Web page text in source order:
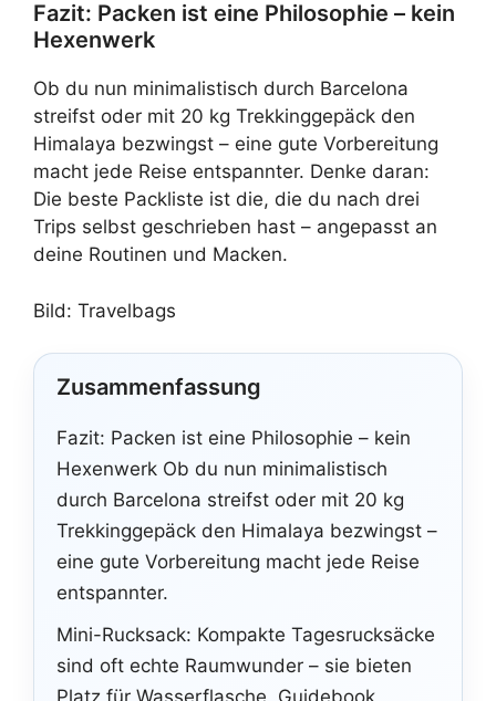
Fazit: Packen ist eine Philosophie – kein
Hexenwerk
Ob du nun minimalistisch durch Barcelona
streifst oder mit 20 kg Trekkinggepäck den
Himalaya bezwingst – eine gute Vorbereitung
macht jede Reise entspannter. Denke daran:
Die beste Packliste ist die, die du nach drei
Trips selbst geschrieben hast – angepasst an
deine Routinen und Macken.
Bild: Travelbags
Zusammenfassung
Fazit: Packen ist eine Philosophie – kein
Hexenwerk Ob du nun minimalistisch
durch Barcelona streifst oder mit 20 kg
Trekkinggepäck den Himalaya bezwingst –
eine gute Vorbereitung macht jede Reise
entspannter.
Mini-Rucksack: Kompakte Tagesrucksäcke
sind oft echte Raumwunder – sie bieten
Platz für Wasserflasche, Guidebook,